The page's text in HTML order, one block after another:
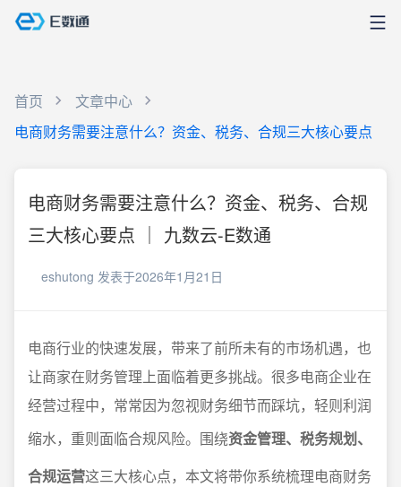
首页
文章中心
电商财务需要注意什么？资金、税务、合规三大核心要点
电商财务需要注意什么？资金、税务、合规
三大核心要点 ｜ 九数云-E数通
eshutong 发表于2026年1月21日
电商行业的快速发展，带来了前所未有的市场机遇，也
让商家在财务管理上面临着更多挑战。很多电商企业在
经营过程中，常常因为忽视财务细节而踩坑，轻则利润
缩水，重则面临合规风险。围绕资金管理、税务规划、
合规运营这三大核心点，本文将带你系统梳理电商财务